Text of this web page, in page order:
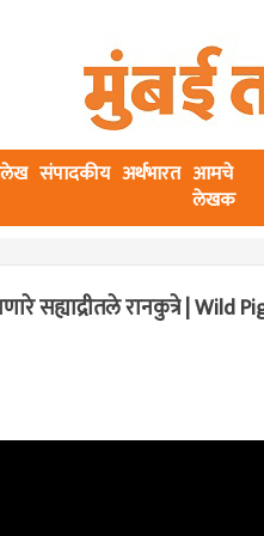
संपादकीय अर्थभारत आमचे
लेखक
सह्याद्रीतले रानकुत्रे | Wild